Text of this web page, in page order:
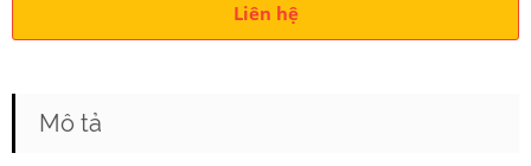
Liên hệ
Mô tả